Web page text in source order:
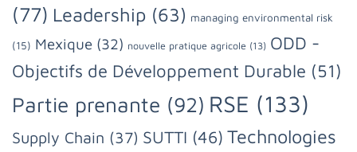
(77) Leadership (63) managing environmental risk
(15) Mexique (32) nouvelle pratique agricole (13) ODD -
Objectifs de Développement Durable (51)
Partie prenante (92) RSE (133)
Supply Chain (37) SUTTI (46) Technologies